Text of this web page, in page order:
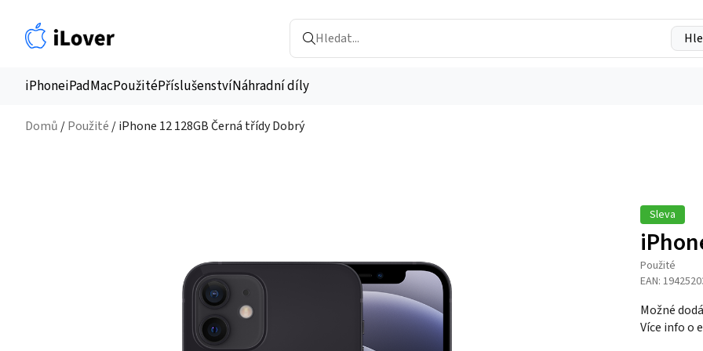
iPhoneiPadMacPoužitéPříslušenstvíNáhradní díly
Domů /Použité / iPhone 12 128GB Černá třídy Dobrý
Sleva
Použité
EAN:
Možné
Více info o